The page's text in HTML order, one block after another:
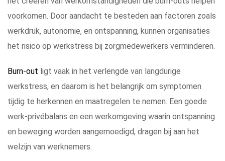
voorkomen. Door aandacht te besteden aan factoren zoals
werkdruk, autonomie, en ontspanning, kunnen organisaties
het risico op werkstress bij zorgmedewerkers verminderen.
Burn-out ligt vaak in het verlengde van langdurige
werkstress, en daarom is het belangrijk om symptomen
tijdig te herkennen en maatregelen te nemen. Een goede
werk-privébalans en een werkomgeving waarin ontspanning
en beweging worden aangemoedigd, dragen bij aan het
welzijn van werknemers.